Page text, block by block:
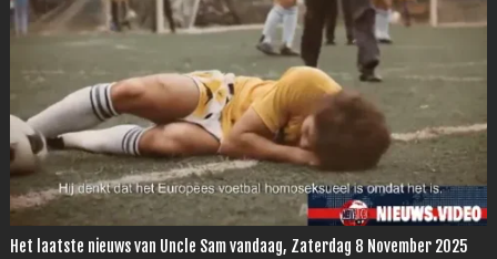
Het laatste nieuws van Uncle Sam vandaag, Zaterdag 8 November 2025